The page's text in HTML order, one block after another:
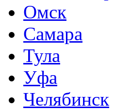
Омск
Самара
Тула
Уфа
Челябинск